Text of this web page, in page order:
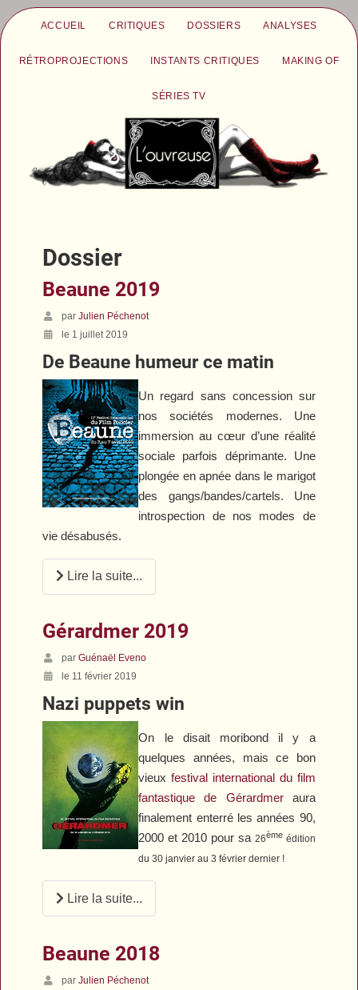
ACCUEIL CRITIQUES DOSSIERS ANALYSES
RÉTROPROJECTIONS INSTANTS CRITIQUES MAKING OF
SÉRIES TV
Dossier
Beaune 2019
parJulien Péchenot
le 1 juillet 2019
De Beaune humeur ce matin
Un regard sans concession sur
nos sociétés modernes. Une
immersion au cœur d’une réalité
sociale parfois déprimante. Une
plongée en apnée dans le marigot
des gangs/bandes/cartels. Une
introspection de nos modes de
vie désabusés.
Lire la suite...
Gérardmer 2019
parGuénaël Eveno
le 11 février 2019
Nazi puppets win
On le disait moribond il y a
quelques années, mais ce bon
vieuxfestival international du film
fantastique de Gérardmeraura
finalement enterré les années 90,
2000 et 2010 pour sa 26èmeédition
du 30 janvier au 3 février dernier !
Lire la suite...
Beaune 2018
parJulien Péchenot